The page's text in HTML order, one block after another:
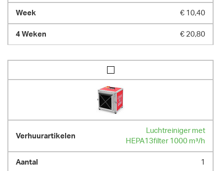
€ 10,40
€ 20,80
Luchtreiniger met
HEPA13filter 1000 m³/h
1